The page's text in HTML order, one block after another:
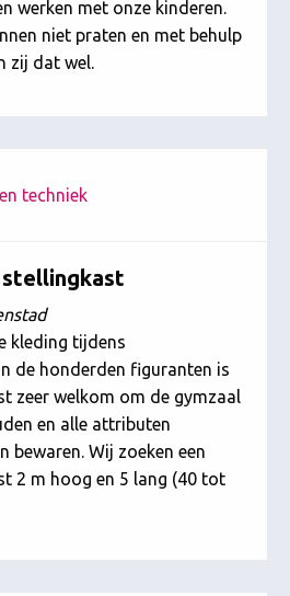
werken met onze kinderen.
niet praten en met behulp
zij dat wel.
techniek
kleding tijdens
de honderden figuranten is
zeer welkom om de gymzaal
en alle attributen
bewaren. Wij zoeken een
2 m hoog en 5 lang (40 tot